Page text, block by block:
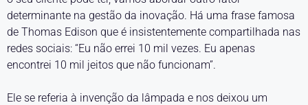
determinante na gestão da inovação. Há uma frase famosa
de Thomas Edison que é insistentemente compartilhada nas
redes sociais: “Eu não errei 10 mil vezes. Eu apenas
encontrei 10 mil jeitos que não funcionam”.
Ele se referia à invenção da lâmpada e nos deixou um